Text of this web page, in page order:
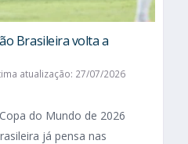
Brasileira volta a
atualização: 27/07/2026
do Mundo de 2026
já pensa nas